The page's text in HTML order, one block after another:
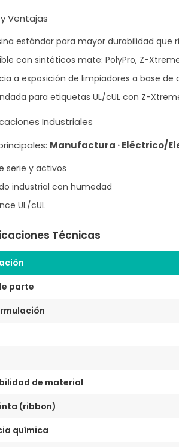
Ventajas
estándar para mayor durabilidad que
con sintéticos mate: PolyPro, Z-
a exposición de limpiadores a base de
para etiquetas UL/cUL con Z-
Industriales
Manufactura · Eléctrico/
serie y activos
industrial con humedad
UL/cUL
Técnicas
parte
de material
(ribbon)
química